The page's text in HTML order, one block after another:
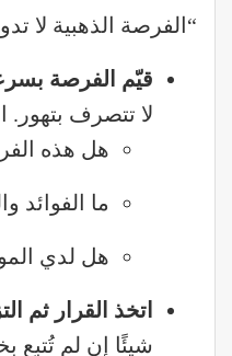
“الفرصة الذهبية لا
قيّم الفرصة
لا تتصرف
هل هذه
ما الفوائد
هل لدي
اتخذ القرار ثم
شيئًا إن لم